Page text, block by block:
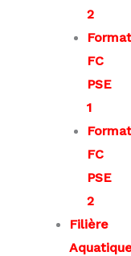
2
FC
PSE
1
FC
PSE
2
Filière